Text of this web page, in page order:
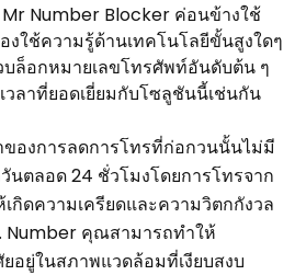
Mr Number Blocker ค่อนข้างใช้
งใช้ความรู้ด้านเทคโนโลยีขั้นสูงใดๆ
ล็อกหมายเลขโทรศัพท์อันดับต้น ๆ
ลาที่ยอดเยี่ยมกับโซลูชันนี้เช่นกัน
องการลดการโทรที่ก่อกวนนั้นไม่มี
นตลอด 24 ชั่วโมงโดยการโทรจาก
กิดความเครียดและความวิตกกังวล
Number คุณสามารถทำให้
อยู่ในสภาพแวดล้อมที่เงียบสงบ